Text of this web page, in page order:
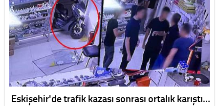
Eskişehir'de trafik kazası sonrası ortalık karıştı…